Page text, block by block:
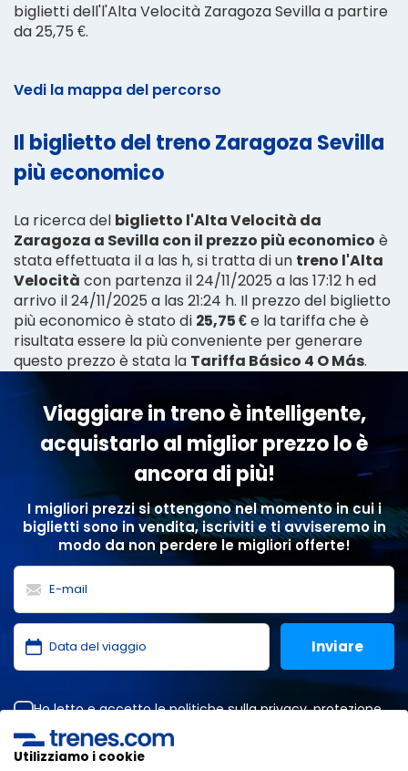
biglietti dell'l'Alta Velocità Zaragoza Sevilla a partire
da 25,75 €.
Vedi la mappa del percorso
Il biglietto del treno Zaragoza Sevilla
più economico
La ricerca del biglietto l'Alta Velocità da
Zaragoza a Sevilla con il prezzo più economico è
stata effettuata il a las h, si tratta di un treno l'Alta
Velocità con partenza il 24/11/2025 a las 17:12 h ed
arrivo il 24/11/2025 a las 21:24 h. Il prezzo del biglietto
più economico è stato di 25,75 €e la tariffa che è
risultata essere la più conveniente per generare
questo prezzo è stata la Tariffa Básico 4 O Más.
Viaggiare in treno è intelligente,
acquistarlo al miglior prezzo lo è
ancora di più!
I migliori prezzi si ottengono nel momento in cui i
biglietti sono in vendita, iscriviti e ti avviseremo in
modo da non perdere le migliori offerte!
Ho letto e accetto lepolitiche sulla privacy,protezione
dei dati
Utilizziamo i cookie